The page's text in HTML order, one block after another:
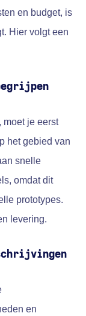
en budget, is
Hier volgt een
moet je eerst
het gebied van
snelle
omdat dit
prototypes.
levering.
en